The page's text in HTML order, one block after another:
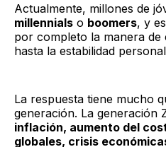
Actualmente, millones de
millennials o boomers, y
por completo la manera
hasta la estabilidad
La respuesta tiene mucho
generación. La generación
inflación, aumento del
globales, crisis